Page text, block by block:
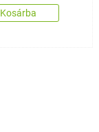
Kosárba